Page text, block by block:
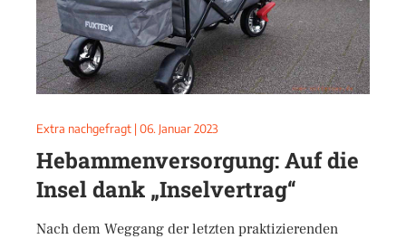
Extra nachgefragt | 06. Januar 2023
Hebammenversorgung: Auf die
Insel dank „Inselvertrag“
Nach dem Weggang der letzten praktizierenden